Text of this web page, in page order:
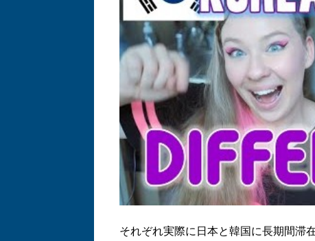
それぞれ実際に日本と韓国に長期間滞